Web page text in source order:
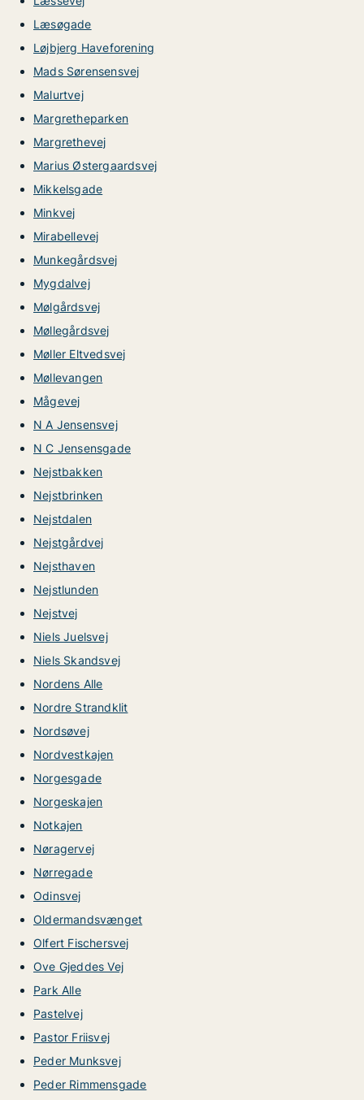
Læsøgade
Løjbjerg Haveforening
Mads Sørensensvej
Malurtvej
Margretheparken
Margrethevej
Marius Østergaardsvej
Mikkelsgade
Minkvej
Mirabellevej
Munkegårdsvej
Mygdalvej
Mølgårdsvej
Møllegårdsvej
Møller Eltvedsvej
Møllevangen
Mågevej
N A Jensensvej
N C Jensensgade
Nejstbakken
Nejstbrinken
Nejstdalen
Nejstgårdvej
Nejsthaven
Nejstlunden
Nejstvej
Niels Juelsvej
Niels Skandsvej
Nordens Alle
Nordre Strandklit
Nordsøvej
Nordvestkajen
Norgesgade
Norgeskajen
Notkajen
Nøragervej
Nørregade
Odinsvej
Oldermandsvænget
Olfert Fischersvej
Ove Gjeddes Vej
Park Alle
Pastelvej
Pastor Friisvej
Peder Munksvej
Peder Rimmensgade